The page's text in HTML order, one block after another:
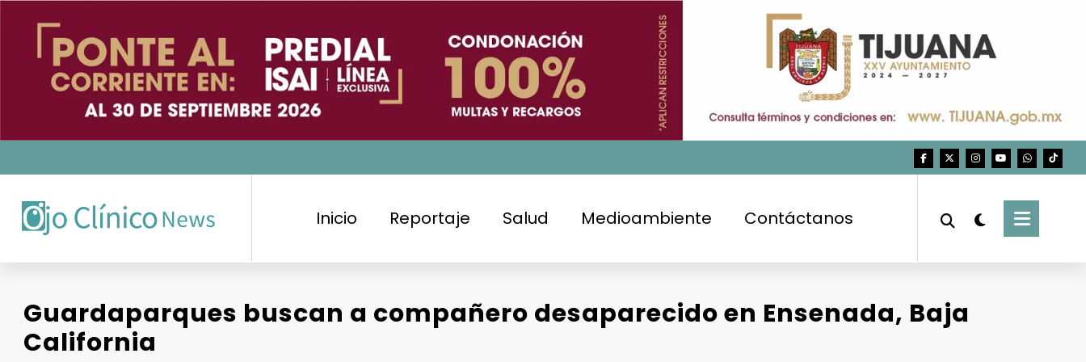
contenido
Inicio Reportaje Salud Medioambiente Contáctanos
Guardaparques buscan a compañero desaparecido en Ensenada, Baja
California